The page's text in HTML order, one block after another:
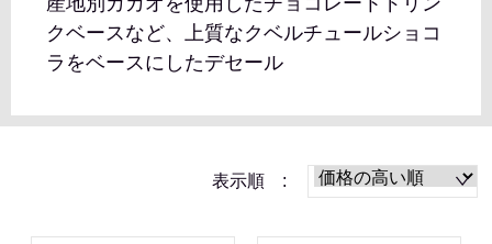
クベースなど、上質なクベルチュールショコ
ラをベースにしたデセール
表示順 :